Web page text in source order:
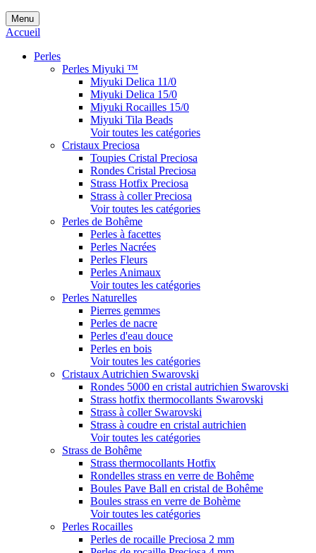
Menu
Accueil
Perles
Perles Miyuki ™
Miyuki Delica 11/0
Miyuki Delica 15/0
Miyuki Rocailles 15/0
Miyuki Tila Beads
Voir toutes les catégories
Cristaux Preciosa
Toupies Cristal Preciosa
Rondes Cristal Preciosa
Strass Hotfix Preciosa
Strass à coller Preciosa
Voir toutes les catégories
Perles de Bohême
Perles à facettes
Perles Nacrées
Perles Fleurs
Perles Animaux
Voir toutes les catégories
Perles Naturelles
Pierres gemmes
Perles de nacre
Perles d'eau douce
Perles en bois
Voir toutes les catégories
Cristaux Autrichien Swarovski
Rondes 5000 en cristal autrichien Swarovski
Strass hotfix thermocollants Swarovski
Strass à coller Swarovski
Strass à coudre en cristal autrichien
Voir toutes les catégories
Strass de Bohême
Strass thermocollants Hotfix
Rondelles strass en verre de Bohême
Boules Pave Ball en cristal de Bohême
Boules strass en verre de Bohème
Voir toutes les catégories
Perles Rocailles
Perles de rocaille Preciosa 2 mm